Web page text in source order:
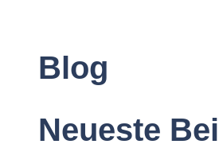
Blog
Neueste